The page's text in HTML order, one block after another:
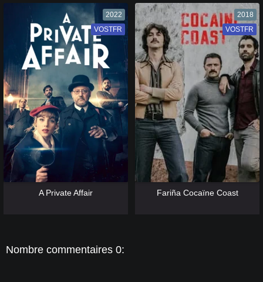
2022
VF
VOSTFR
A Private Affair
2018
VF
VOSTFR
Fariña Cocaïne Coast
Nombre commentaires 0: